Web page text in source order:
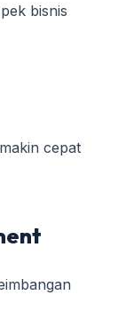
bisnis
cepat